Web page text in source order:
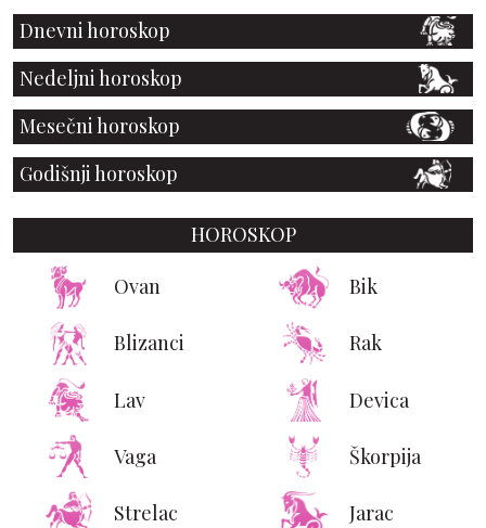
Dnevni horoskop
Nedeljni horoskop
Mesečni horoskop
Godišnji horoskop
HOROSKOP
Ovan Bik
Blizanci Rak
Lav Devica
Vaga Škorpija
Strelac Jarac